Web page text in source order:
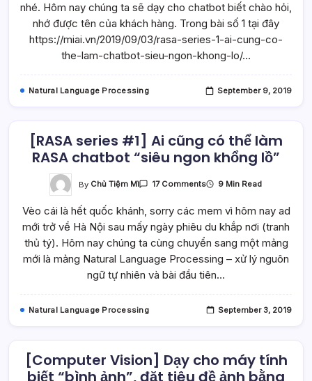
Cho
RASA
Chatbot
Biết
Chào
Hỏi
Khách
Hơn”
nhé. Hôm nay chúng ta sẽ dạy cho chatbot biết chào hỏi,
nhớ được tên của khách hàng. Trong bài số 1 tại đây
https://miai.vn/2019/09/03/rasa-series-1-ai-cung-co-
the-lam-chatbot-sieu-ngon-khong-lo/…
Natural Language Processing September 9, 2019
[RASA series #1] Ai cũng có thể làm
RASA chatbot “siêu ngon khổng lồ”
By Chủ Tiệm Mì 17 CommentsOn
#1]
Cũng
Thể
Làm
RASA
Chatbot
Lồ”
9 Min Read
Vèo cái là hết quốc khánh, sorry các mem vì hôm nay ad
mới trở về Hà Nội sau mấy ngày phiêu du khắp nơi (tranh
thủ tý). Hôm nay chúng ta cùng chuyển sang một mảng
mới là mảng Natural Language Processing – xử lý nguôn
ngữ tự nhiên và bài đầu tiên…
Natural Language Processing September 3, 2019
[Computer Vision] Dạy cho máy tính
biết “bình ảnh”, đặt tiêu đề ảnh bằng